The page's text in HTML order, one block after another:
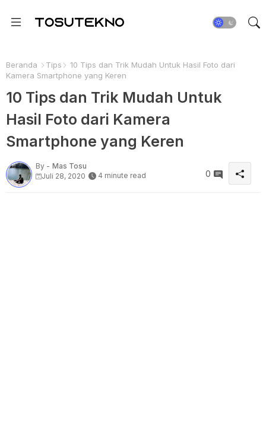
Beranda Tips
10 Tips dan Trik Mudah Untuk Hasil Foto dari
Kamera Smartphone yang Keren
10 Tips dan Trik Mudah Untuk
Hasil Foto dari Kamera
Smartphone yang Keren
By - Mas Tosu
Juli 28, 2020
4 minute read 0